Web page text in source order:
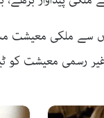
سے ملکی معیشت
رسمی معیشت کو